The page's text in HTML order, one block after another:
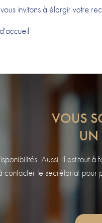
invitons à élargir votre
VOUS
UN
Aussi, il est tout
contacter le secrétariat